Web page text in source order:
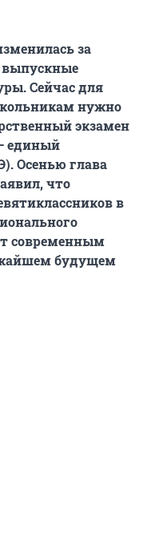
за
выпускные
Сейчас для
нужно
экзамен
единый
Осенью глава
что
в
современным
будущем